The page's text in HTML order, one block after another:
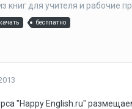
книг для учителя и рабочие
бесплатно
"Happy English.ru"